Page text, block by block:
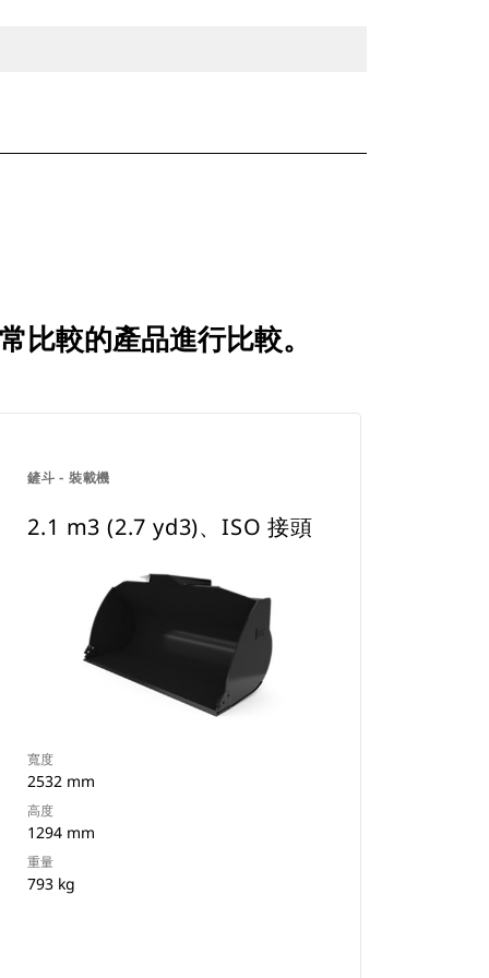
比較的產品進行比較。
鏟斗 - 裝載機
2.1 m3 (2.7 yd3)、ISO 接頭
寬度
2532 mm
高度
1294 mm
重量
793 kg